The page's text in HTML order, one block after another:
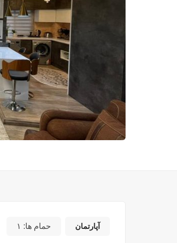
آپارتمان حمام ها: ۱